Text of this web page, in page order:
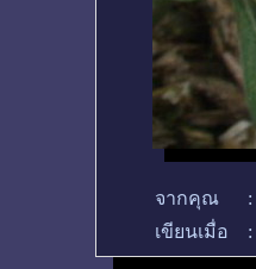
จากคุณ :
เขียนเมื่อ
: